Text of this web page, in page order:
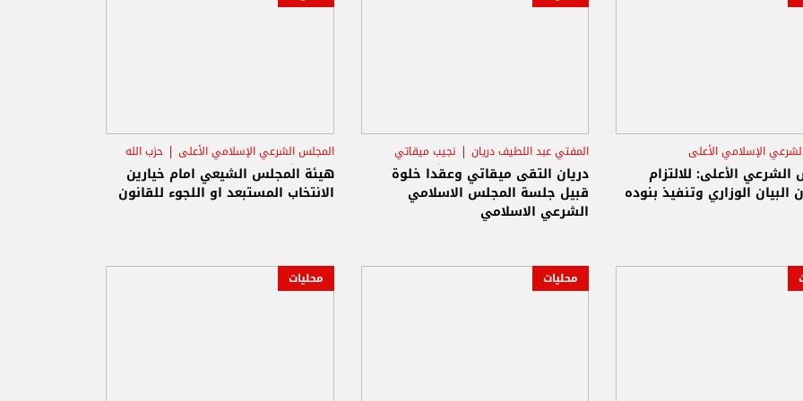
الإسلامي الأعلى
الشيخ عبد اللطيف دريان
الأعلى: للالتزام
الوزاري وتنفيذ بنوده
المفتي عبد اللطيف دريان
نجيب ميقاتي
المجلس الشرعي الإسلامي الأعلى
دريان التقى ميقاتي وعقدا خلوة
قبيل جلسة المجلس الاسلامي
الشرعي الاسلامي
المجلس الشرعي الإسلامي الأعلى
حزب الله
حركة أمل
هيئة المجلس الشيعي امام خيارين
الانتخاب المستبعد او اللجوء للقانون
محليات محليات